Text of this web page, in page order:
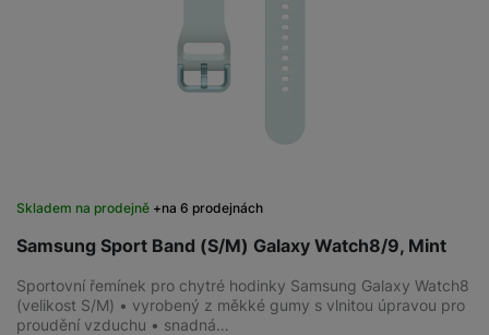
Samsung Sport Band (S/M) Galaxy Watch8/9, Mint
Skladem na prodejně na 6 prodejnách
Sportovní řemínek pro chytré hodinky Samsung Galaxy Watch8
(velikost S/M) • vyrobený z měkké gumy s vlnitou úpravou pro
proudění vzduchu • snadná…